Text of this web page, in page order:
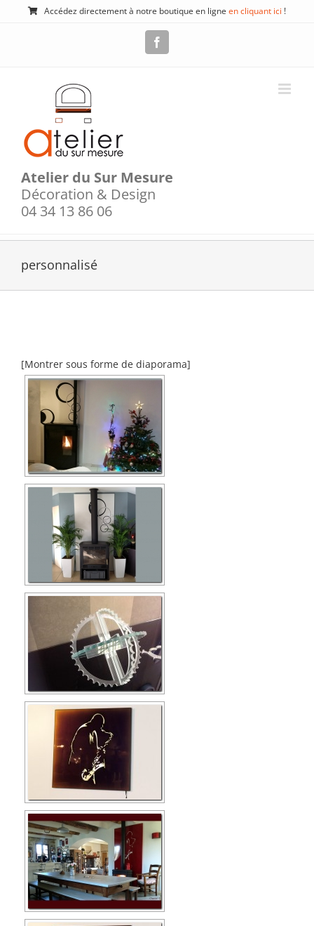
Passer
Accédez directement à notre boutique en ligne en cliquant ici !
Atelier du Sur Mesure
Décoration & Design
04 34 13 86 06
personnalisé
[Montrer sous forme de diaporama]